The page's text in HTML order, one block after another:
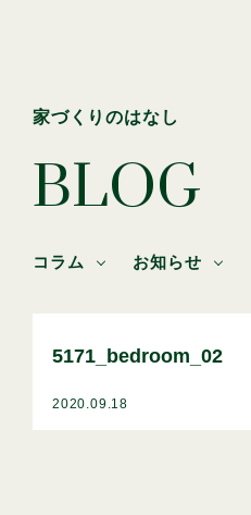
家づくりのはなし
BLOG
コラム お知らせ
5171_bedroom_02
2020.09.18